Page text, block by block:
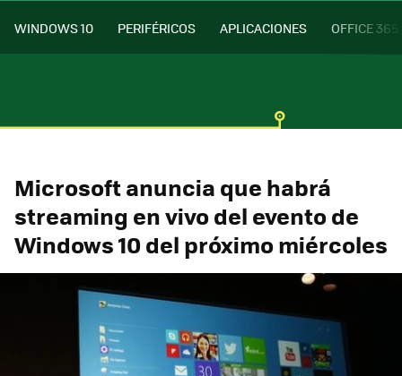
WINDOWS 10 PERIFÉRICOS APLICACIONES OFFICE 365
Microsoft anuncia que habrá
streaming en vivo del evento de
Windows 10 del próximo miércoles